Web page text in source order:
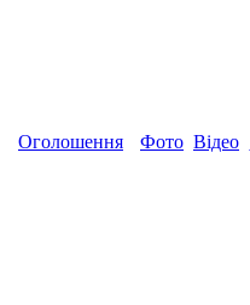
Оголошення Фото Відео